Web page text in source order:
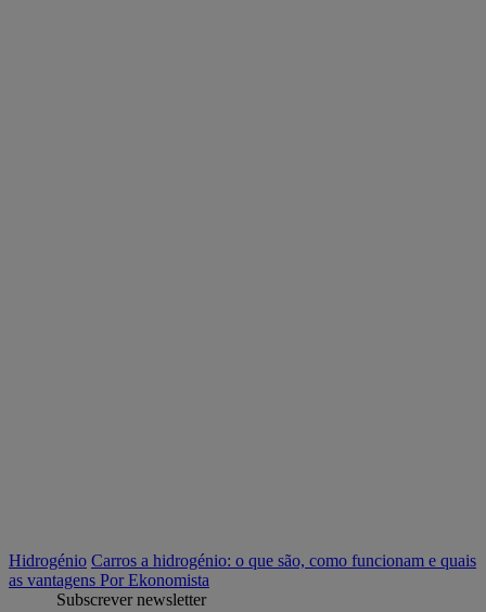
Hidrogénio Carros a hidrogénio: o que são, como funcionam e quais
as vantagens Por Ekonomista
Subscrever newsletter